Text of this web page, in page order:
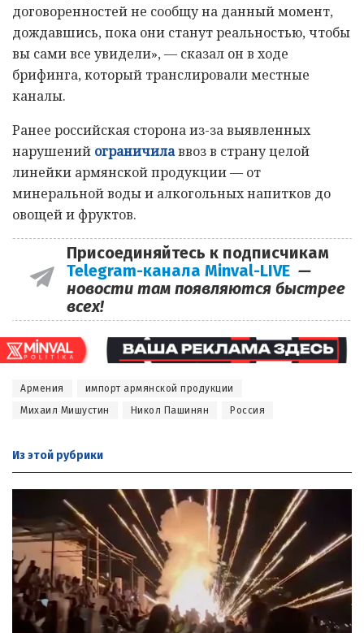
договоренностей не сообщу на данный момент,
дождавшись, пока они станут реальностью, чтобы
вы сами все увидели», — сказал он в ходе
брифинга, который транслировали местные
каналы.
Ранее российская сторона из-за выявленных
нарушений ограничилаввоз в страну целой
линейки армянской продукции — от
минеральной воды и алкогольных напитков до
овощей и фруктов.
Присоединяйтесь к подписчикам
Telegram-канала Minval-LIVE —
новости там появляются быстрее
всех!
Армения
импорт армянской продукции
Михаил Мишустин
Никол Пашинян Россия
Из этой рубрики